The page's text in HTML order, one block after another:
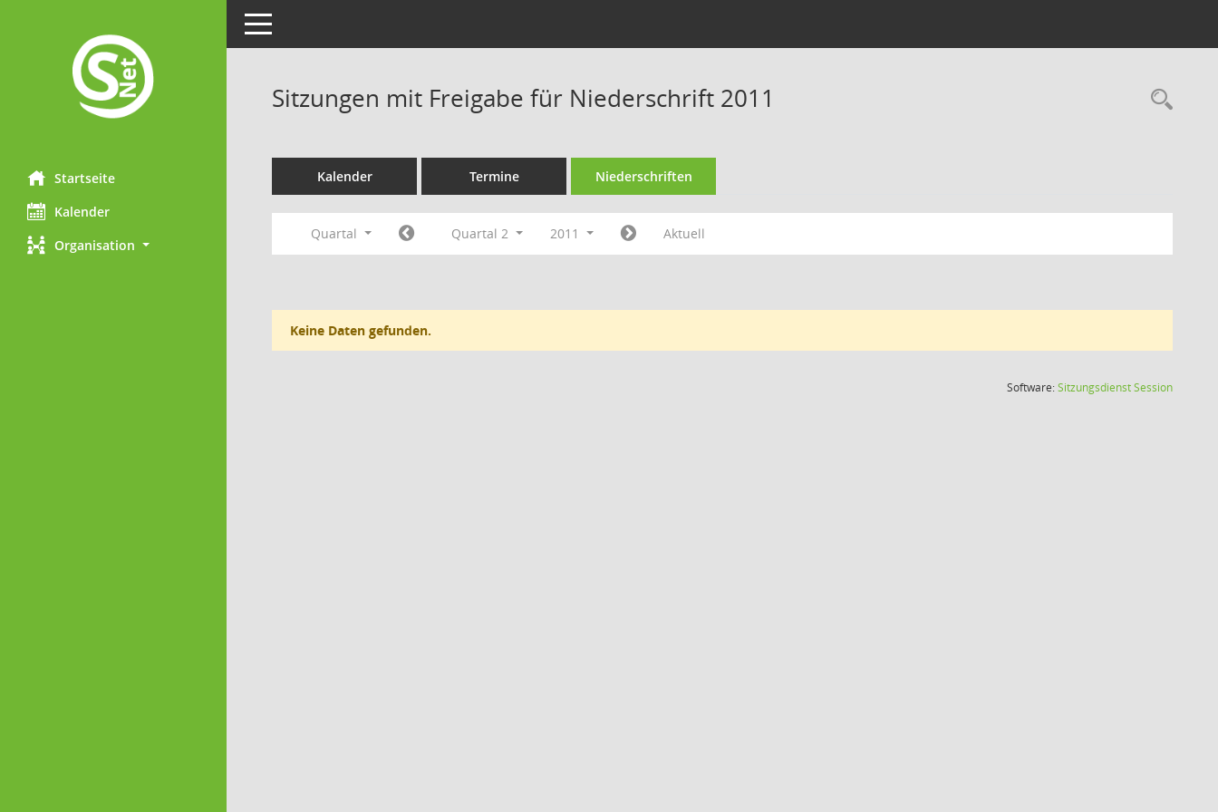
Startseite
Kalender
Organisation
Toggle navigation
Sitzungen mit Freigabe für Niederschrift 2011
Kalender Termine Niederschriften
Quartal Quartal 2 2011 Aktuell
Keine Daten gefunden.
Software:SitzungsdienstSession(Wird in